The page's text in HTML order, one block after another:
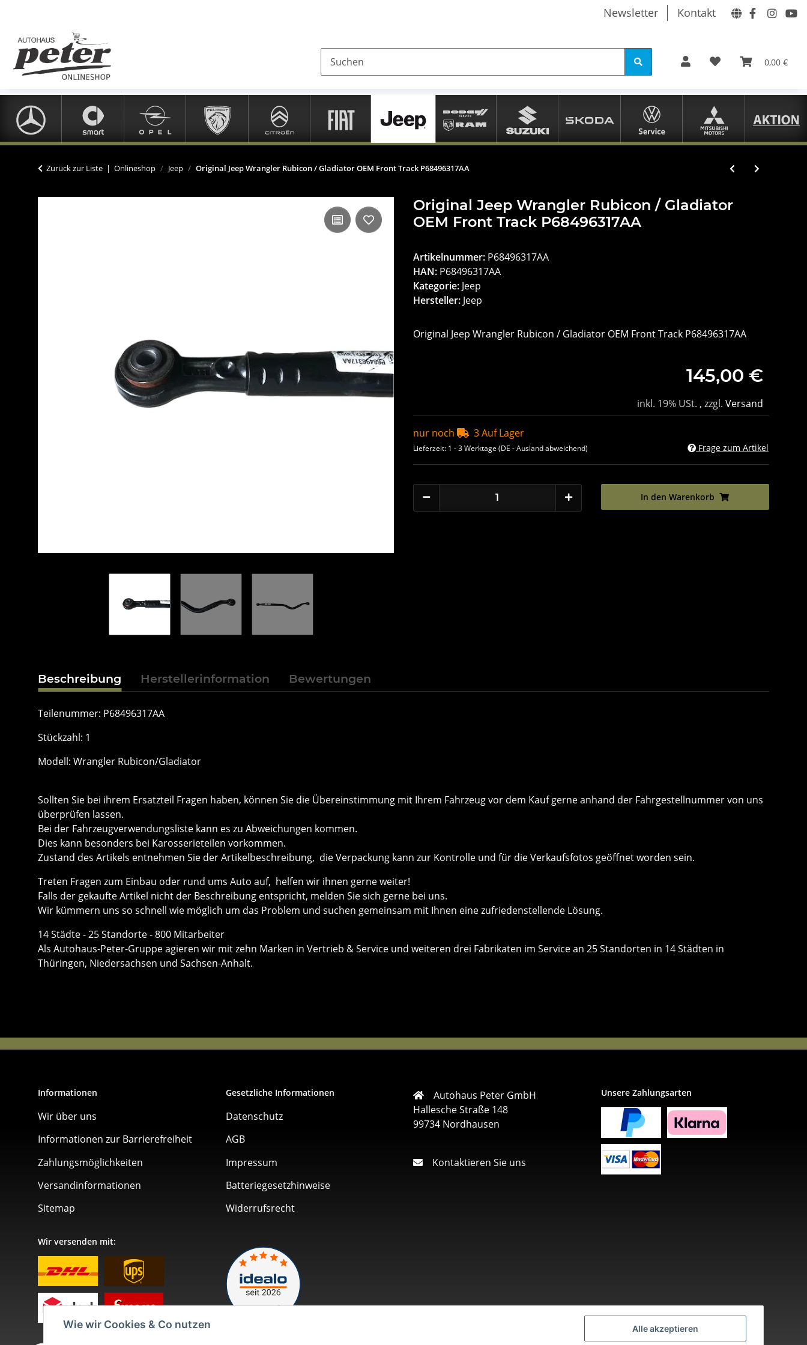
Alle akzeptieren
Wie wir Cookies & Co nutzen
Newsletter Kontakt
0,00 €
Zurück zur Liste Onlineshop Jeep Original Jeep Wrangler Rubicon / Gladiator OEM Front Track P68496317AA
Original Jeep Wrangler Rubicon / Gladiator
OEM Front Track P68496317AA
Artikelnummer: P68496317AA
HAN: P68496317AA
Kategorie: Jeep
Hersteller: Jeep
Original Jeep Wrangler Rubicon / Gladiator OEM Front Track P68496317AA
145,00 €
inkl. 19% USt. , zzgl. Versand
nur noch 3 Auf Lager
Lieferzeit: 1 - 3 Werktage (DE - Ausland abweichend) Frage zum Artikel
In den Warenkorb
Beschreibung Herstellerinformation Bewertungen
Teilenummer: P68496317AA
Stückzahl: 1
Modell: Wrangler Rubicon/Gladiator
Sollten Sie bei ihrem Ersatzteil Fragen haben, können Sie die Übereinstimmung mit Ihrem Fahrzeug vor dem Kauf gerne anhand der Fahrgestellnummer von uns
überprüfen lassen.
Bei der Fahrzeugverwendungsliste kann es zu Abweichungen kommen.
Dies kann besonders bei Karosserieteilen vorkommen.
Zustand des Artikels entnehmen Sie der Artikelbeschreibung, die Verpackung kann zur Kontrolle und für die Verkaufsfotos geöffnet worden sein.
Treten Fragen zum Einbau oder rund ums Auto auf, helfen wir ihnen gerne weiter!
Falls der gekaufte Artikel nicht der Beschreibung entspricht, melden Sie sich gerne bei uns.
Wir kümmern uns so schnell wie möglich um das Problem und suchen gemeinsam mit Ihnen eine zufriedenstellende Lösung.
14 Städte - 25 Standorte - 800 Mitarbeiter
Als Autohaus-Peter-Gruppe agieren wir mit zehn Marken in Vertrieb & Service und weiteren drei Fabrikaten im Service an 25 Standorten in 14 Städten in
Thüringen, Niedersachsen und Sachsen-Anhalt.
Informationen
Wir über uns
Informationen zur Barrierefreiheit
Zahlungsmöglichkeiten
Versandinformationen
Sitemap
Gesetzliche Informationen
Datenschutz
AGB
Impressum
Batteriegesetzhinweise
Widerrufsrecht
Autohaus Peter GmbH
Hallesche Straße 148
99734 Nordhausen
Kontaktieren Sie uns
Unsere Zahlungsarten
Wir versenden mit: